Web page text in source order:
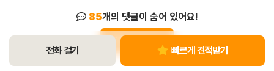
85개의 댓글이 숨어 있어요!
펼쳐서 보기
전화 걸기
빠르게 견적받기